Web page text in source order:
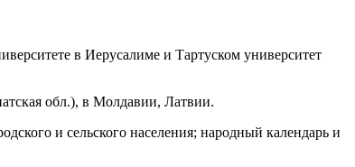
в Иерусалиме и Тартуском университет
обл.), в Молдавии, Латвии.
и сельского населения; народный календарь и